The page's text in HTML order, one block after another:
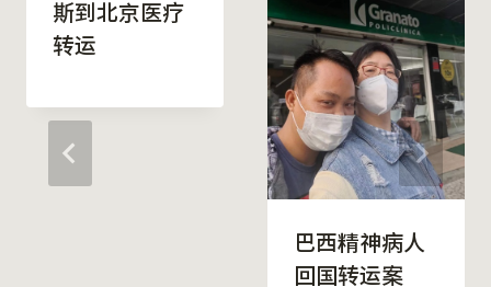
斯到北京医疗
转运
巴西精神病人
回国转运案